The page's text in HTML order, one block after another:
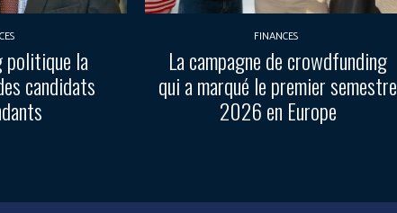
politique la
candidats
FINANCES
La campagne de crowdfunding
qui a marqué le premier semestre
2026 en Europe